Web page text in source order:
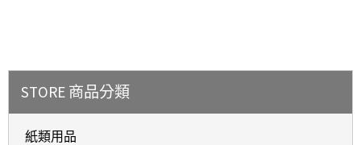
STORE 商品分類
紙類用品